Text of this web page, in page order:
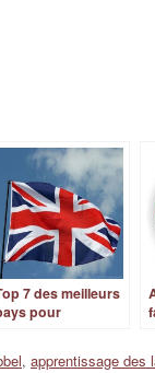
7 des meilleurs
pour
, apprentissage des